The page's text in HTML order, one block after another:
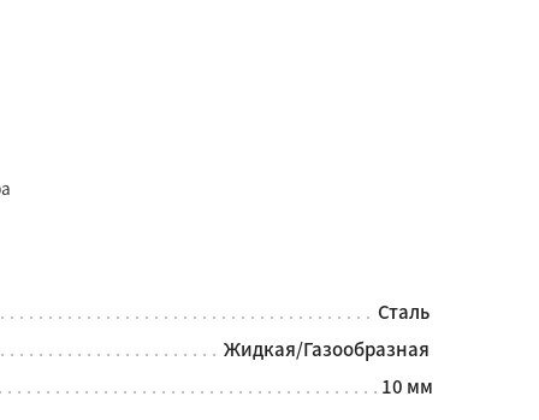
Сталь
Жидкая/Газообразная
10 мм